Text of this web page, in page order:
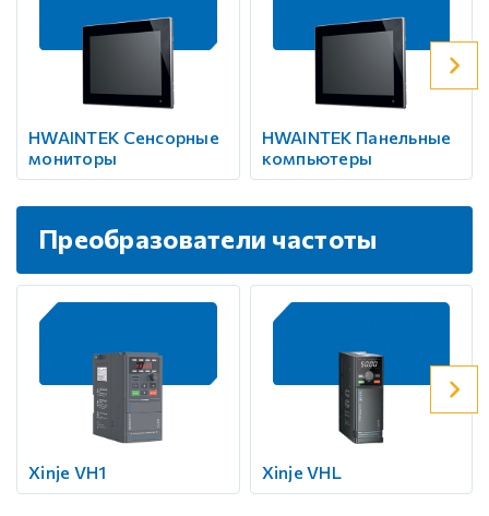
HWAINTEK Сенсорные
мониторы
HWAINTEK Панельные
компьютеры
Преобразователи частоты
Xinje VH1 Xinje VHL